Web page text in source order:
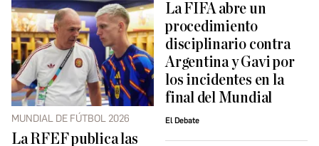
MUNDIAL DE FÚTBOL 2026
La RFEF publica las
La FIFA abre un
procedimiento
disciplinario contra
Argentina y Gavi por
los incidentes en la
final del Mundial
El Debate